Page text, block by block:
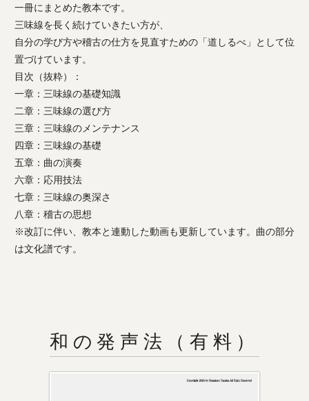
一冊にまとめた教本です。
三味線を長く続けていきたい方が、
自分の学び方や稽古の仕方を見直すための「道しるべ」として位
置づけています。
目次（抜粋）：
一章：三味線の基礎知識
二章：三味線の選び方
三章：三味線のメンテナンス
四章：三味線の基礎
五章：曲の演奏
六章：応用技法
七章：三味線の奥深さ
八章：稽古の思想
※改訂に伴い、教本と連動した動画も更新しています。曲の部分
は文化譜です。
和の発声法（有料）